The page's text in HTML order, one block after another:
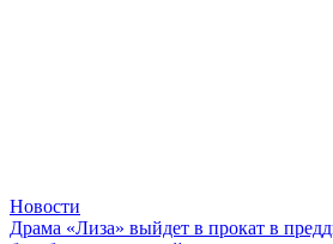
Новости
Драма «Лиза» выйдет в прокат в